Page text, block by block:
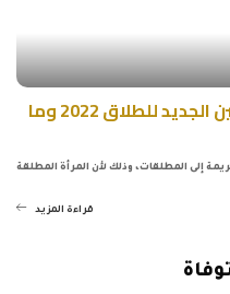
حقوق المطلقة في قانون التامين الجديد للطلاق 2022 وما
إلى المطلقات، وذلك لأن المرأة المطلقة
قراءة المزيد